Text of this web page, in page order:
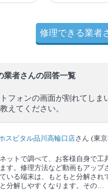
修理できる業者
業者さんの回答一覧
フォンの画面が割れてしま
えてください。
スピタル品川高輪口店さん (東
ットで調べて、お客様自身で工
す。修理方法など動画もアップ
いる端末は、もともと分解され
分解しやすくなります。その…